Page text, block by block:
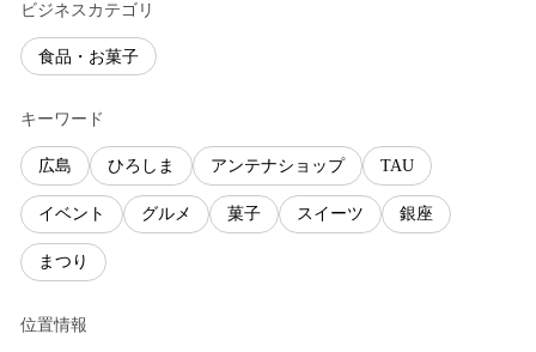
ビジネスカテゴリ
食品・お菓子
キーワード
広島 ひろしま アンテナショップ TAU
イベント グルメ 菓子 スイーツ 銀座
まつり
位置情報